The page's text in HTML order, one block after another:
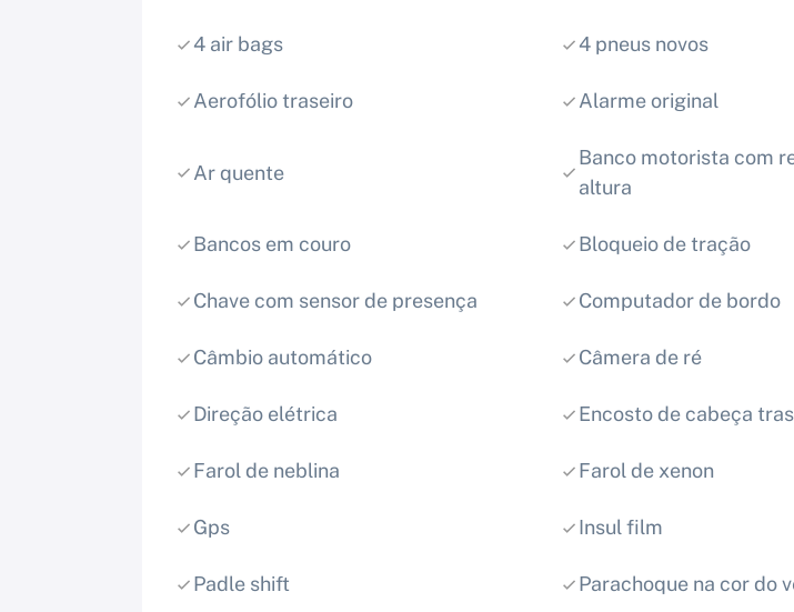
4 air bags 4 pneus novos
Aerofólio traseiro Alarme original
Ar quente
Banco motorista com
altura
Bancos em couro Bloqueio de tração
Chave com sensor de presença Computador de bordo
Câmbio automático Câmera de ré
Direção elétrica Encosto de cabeça
Farol de neblina Farol de xenon
Gps Insul film
Padle shift Parachoque na cor do